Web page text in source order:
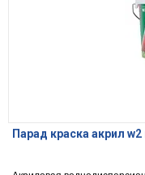
Парад краска акрил